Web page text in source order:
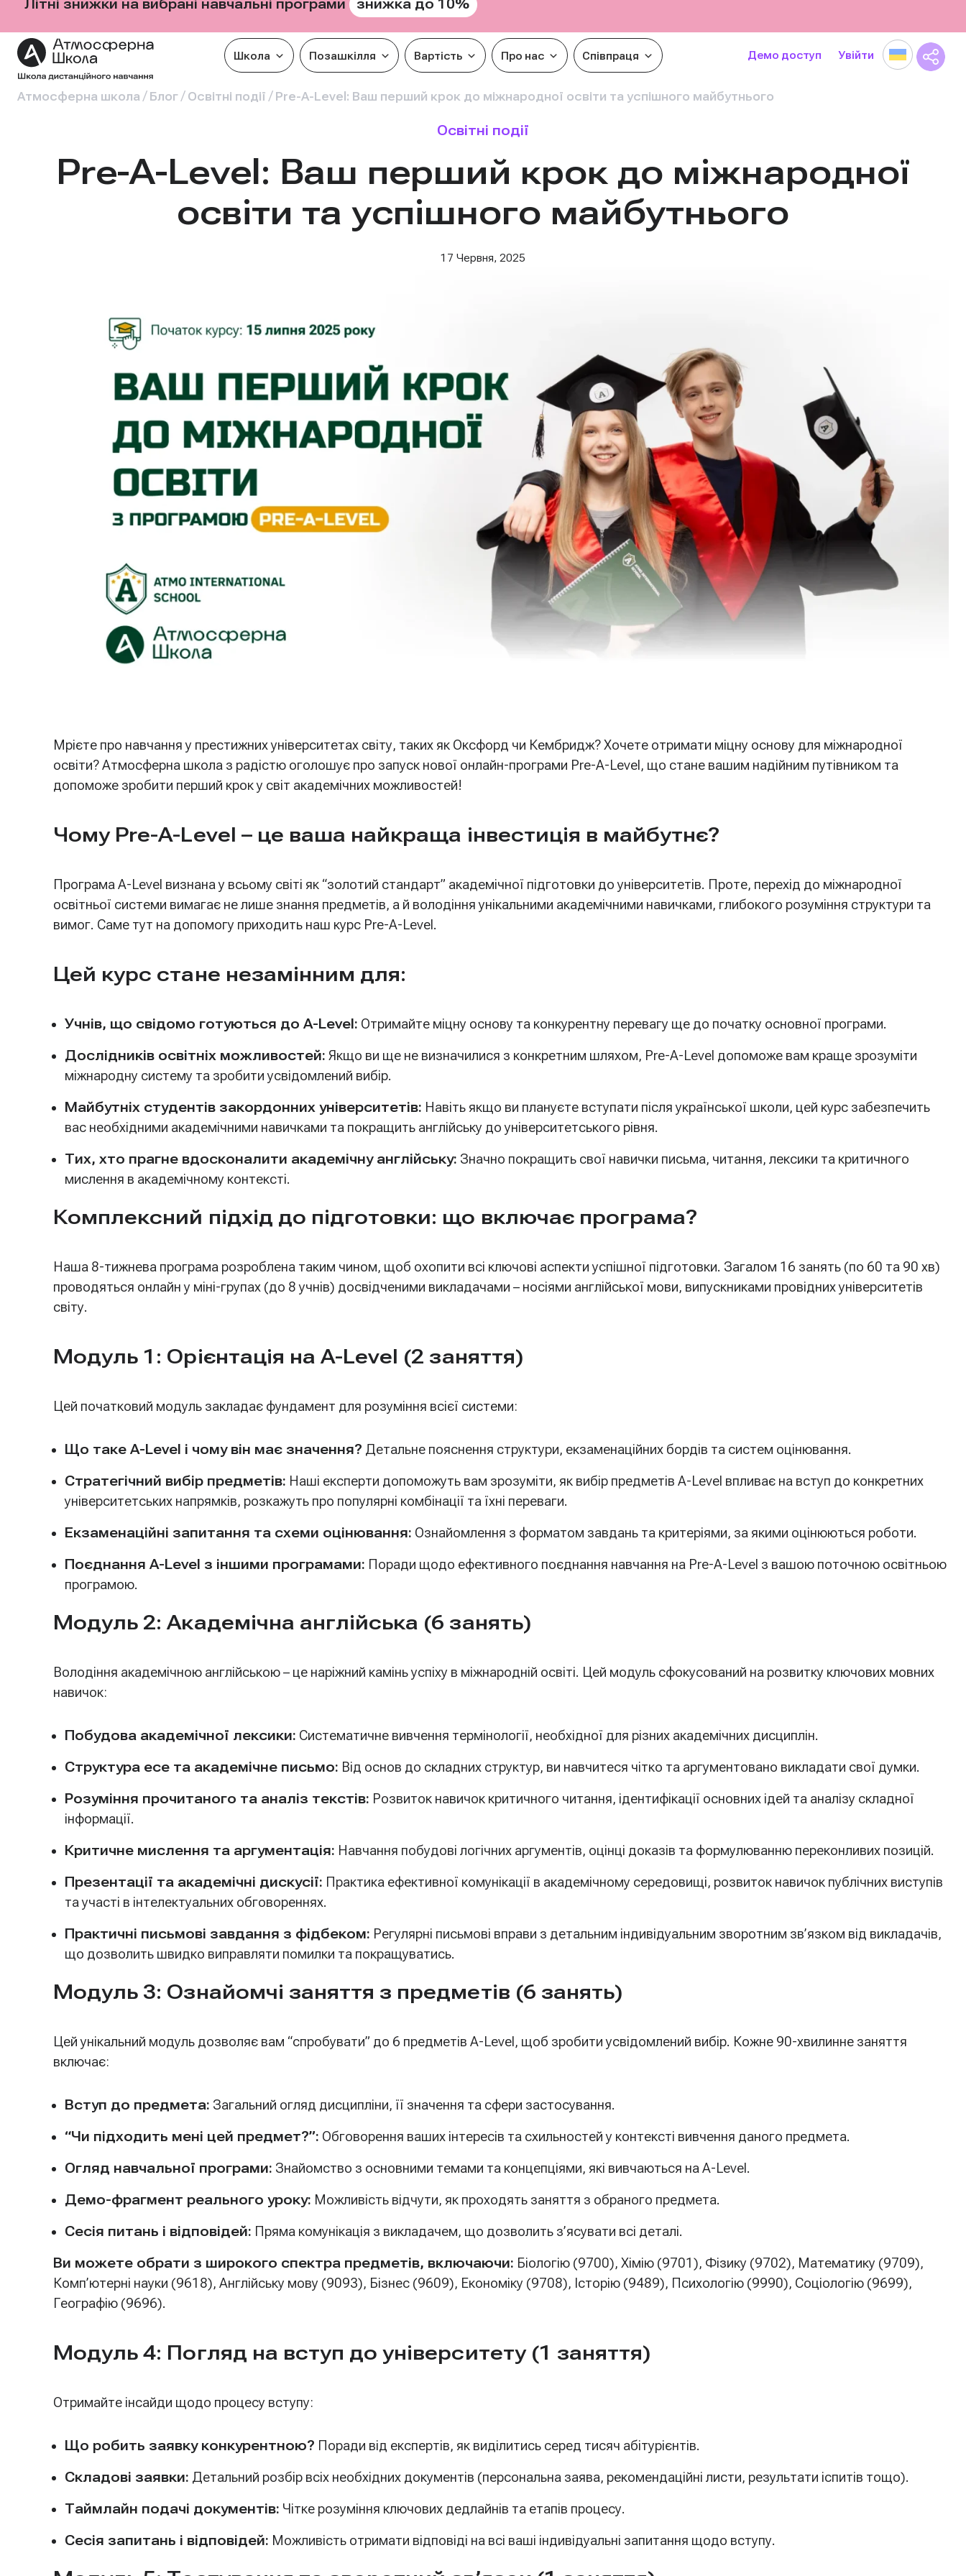
Літні знижки на вибрані навчальні програми знижка до 10%
Школа Позашкілля Вартість Про нас Співпраця Демо доступ Увійти
Атмосферна школа / Блог / Освітні події / Pre-A-Level: Ваш перший крок до міжнародної освіти та успішного майбутнього
Освітні події
Pre-A-Level: Ваш перший крок до міжнародної
освіти та успішного майбутнього
17 Червня, 2025
Мрієте про навчання у престижних університетах світу, таких як Оксфорд чи Кембридж? Хочете отримати міцну основу для міжнародної
освіти? Атмосферна школа з радістю оголошує про запуск нової онлайн-програми Pre-A-Level, що стане вашим надійним путівником та
допоможе зробити перший крок у світ академічних можливостей!
Чому Pre-A-Level – це ваша найкраща інвестиція в майбутнє?
Програма A-Level визнана у всьому світі як “золотий стандарт” академічної підготовки до університетів. Проте, перехід до міжнародної
освітньої системи вимагає не лише знання предметів, а й володіння унікальними академічними навичками, глибокого розуміння структури та
вимог. Саме тут на допомогу приходить наш курс Pre-A-Level.
Цей курс стане незамінним для:
Учнів, що свідомо готуються до A-Level: Отримайте міцну основу та конкурентну перевагу ще до початку основної програми.
Дослідників освітніх можливостей: Якщо ви ще не визначилися з конкретним шляхом, Pre-A-Level допоможе вам краще зрозуміти
міжнародну систему та зробити усвідомлений вибір.
Майбутніх студентів закордонних університетів: Навіть якщо ви плануєте вступати після української школи, цей курс забезпечить
вас необхідними академічними навичками та покращить англійську до університетського рівня.
Тих, хто прагне вдосконалити академічну англійську: Значно покращить свої навички письма, читання, лексики та критичного
мислення в академічному контексті.
Комплексний підхід до підготовки: що включає програма?
Наша 8-тижнева програма розроблена таким чином, щоб охопити всі ключові аспекти успішної підготовки. Загалом 16 занять (по 60 та 90 хв)
проводяться онлайн у міні-групах (до 8 учнів) досвідченими викладачами – носіями англійської мови, випускниками провідних університетів
світу.
Модуль 1: Орієнтація на A-Level (2 заняття)
Цей початковий модуль закладає фундамент для розуміння всієї системи:
Що таке A-Level і чому він має значення? Детальне пояснення структури, екзаменаційних бордів та систем оцінювання.
Стратегічний вибір предметів: Наші експерти допоможуть вам зрозуміти, як вибір предметів A-Level впливає на вступ до конкретних
університетських напрямків, розкажуть про популярні комбінації та їхні переваги.
Екзаменаційні запитання та схеми оцінювання: Ознайомлення з форматом завдань та критеріями, за якими оцінюються роботи.
Поєднання A-Level з іншими програмами: Поради щодо ефективного поєднання навчання на Pre-A-Level з вашою поточною освітньою
програмою.
Модуль 2: Академічна англійська (6 занять)
Володіння академічною англійською – це наріжний камінь успіху в міжнародній освіті. Цей модуль сфокусований на розвитку ключових мовних
навичок:
Побудова академічної лексики: Систематичне вивчення термінології, необхідної для різних академічних дисциплін.
Структура есе та академічне письмо: Від основ до складних структур, ви навчитеся чітко та аргументовано викладати свої думки.
Розуміння прочитаного та аналіз текстів: Розвиток навичок критичного читання, ідентифікації основних ідей та аналізу складної
інформації.
Критичне мислення та аргументація: Навчання побудові логічних аргументів, оцінці доказів та формулюванню переконливих позицій.
Презентації та академічні дискусії: Практика ефективної комунікації в академічному середовищі, розвиток навичок публічних виступів
та участі в інтелектуальних обговореннях.
Практичні письмові завдання з фідбеком: Регулярні письмові вправи з детальним індивідуальним зворотним зв’язком від викладачів,
що дозволить швидко виправляти помилки та покращуватись.
Модуль 3: Ознайомчі заняття з предметів (6 занять)
Цей унікальний модуль дозволяє вам “спробувати” до 6 предметів A-Level, щоб зробити усвідомлений вибір. Кожне 90-хвилинне заняття
включає:
Вступ до предмета: Загальний огляд дисципліни, її значення та сфери застосування.
“Чи підходить мені цей предмет?”: Обговорення ваших інтересів та схильностей у контексті вивчення даного предмета.
Огляд навчальної програми: Знайомство з основними темами та концепціями, які вивчаються на A-Level.
Демо-фрагмент реального уроку: Можливість відчути, як проходять заняття з обраного предмета.
Сесія питань і відповідей: Пряма комунікація з викладачем, що дозволить з’ясувати всі деталі.
Ви можете обрати з широкого спектра предметів, включаючи: Біологію (9700), Хімію (9701), Фізику (9702), Математику (9709),
Комп’ютерні науки (9618), Англійську мову (9093), Бізнес (9609), Економіку (9708), Історію (9489), Психологію (9990), Соціологію (9699),
Географію (9696).
Модуль 4: Погляд на вступ до університету (1 заняття)
Отримайте інсайди щодо процесу вступу:
Що робить заявку конкурентною? Поради від експертів, як виділитись серед тисяч абітурієнтів.
Складові заявки: Детальний розбір всіх необхідних документів (персональна заява, рекомендаційні листи, результати іспитів тощо).
Таймлайн подачі документів: Чітке розуміння ключових дедлайнів та етапів процесу.
Сесія запитань і відповідей: Можливість отримати відповіді на всі ваші індивідуальні запитання щодо вступу.